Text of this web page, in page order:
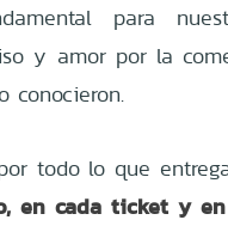
para
y amor por la
conocieron.
todo lo que
en cada ticket y